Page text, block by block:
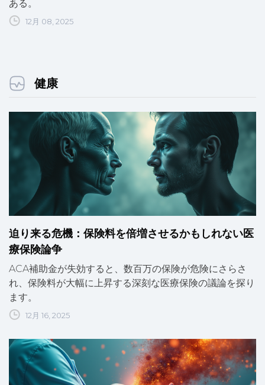
ある。
12月 08, 2025
健康
迫り来る危機：保険料を倍増させるかもしれない医
療保険論争
ACA補助金が失効すると、数百万の保険が危険にさらさ
れ、保険料が大幅に上昇する深刻な医療保険の議論を探り
ます。
12月 16, 2025